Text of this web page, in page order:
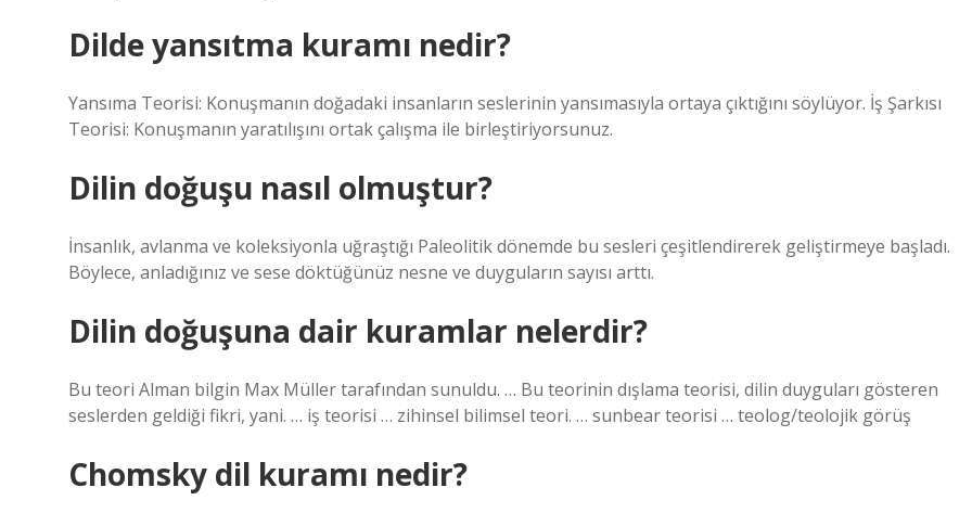
Dilde yansıtma kuramı nedir?
Yansıma Teorisi: Konuşmanın doğadaki insanların seslerinin yansımasıyla ortaya çıktığını söylüyor. İş Şarkısı
Teorisi: Konuşmanın yaratılışını ortak çalışma ile birleştiriyorsunuz.
Dilin doğuşu nasıl olmuştur?
İnsanlık, avlanma ve koleksiyonla uğraştığı Paleolitik dönemde bu sesleri çeşitlendirerek geliştirmeye başladı.
Böylece, anladığınız ve sese döktüğünüz nesne ve duyguların sayısı arttı.
Dilin doğuşuna dair kuramlar nelerdir?
Bu teori Alman bilgin Max Müller tarafından sunuldu. … Bu teorinin dışlama teorisi, dilin duyguları gösteren
seslerden geldiği fikri, yani. … iş teorisi … zihinsel bilimsel teori. … sunbear teorisi … teolog/teolojik görüş
Chomsky dil kuramı nedir?